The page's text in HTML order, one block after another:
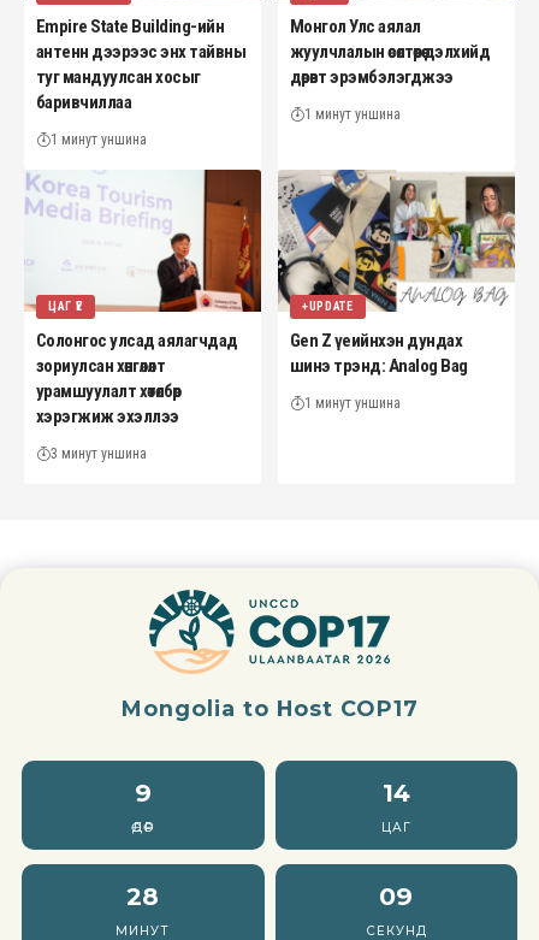
Empire State Building-ийн
антенн дээрээс энх тайвны
туг мандуулсан хосыг
баривчиллаа
1 минут уншина
Монгол Улс аялал
жуулчлалын өсөлтөөрөө дэлхийд
дөрөвт эрэмбэлэгджээ
1 минут уншина
ЦАГ ҮЕ
Солонгос улсад аялагчдад
зориулсан хөнгөлөлт
урамшуулалт хөтөлбөр
хэрэгжиж эхэллээ
3 минут уншина
+UPDATE
Gen Z үеийнхэн дундах
шинэ трэнд: Analog Bag
1 минут уншина
Mongolia to Host COP17
9
ӨДӨР
14
ЦАГ
28
МИНУТ
07
СЕКУНД